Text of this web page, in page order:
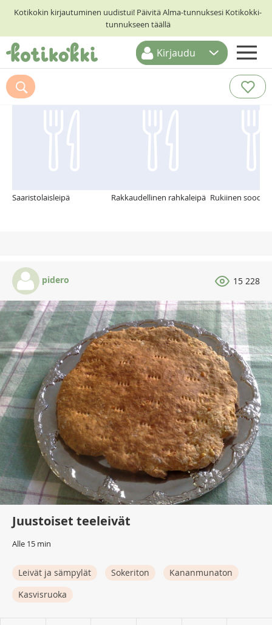
Kotikokin kirjautuminen uudistui! Päivitä Alma-tunnuksesi Kotikokki-
tunnukseen täällä
ETUSIVU
RESEPTIHAKU
Kirjaudu
Suosittelemme myös
Saaristolaisleipä Rakkaudellinen rahkaleipä Rukiinen
pidero 15 228
Juustoiset teeleivät
Alle 15 min
Leivät ja sämpylät Sokeriton
Kananmunaton
Kasvisruoka